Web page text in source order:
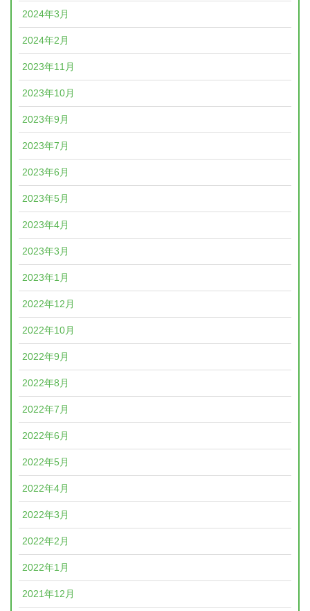
2024年3月
2024年2月
2023年11月
2023年10月
2023年9月
2023年7月
2023年6月
2023年5月
2023年4月
2023年3月
2023年1月
2022年12月
2022年10月
2022年9月
2022年8月
2022年7月
2022年6月
2022年5月
2022年4月
2022年3月
2022年2月
2022年1月
2021年12月